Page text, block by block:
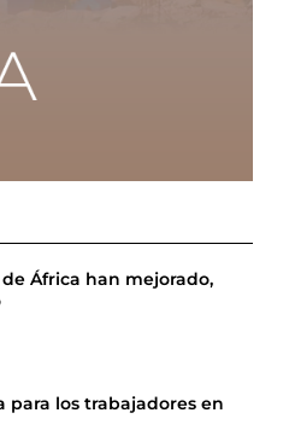
África han mejorado,
para los trabajadores en